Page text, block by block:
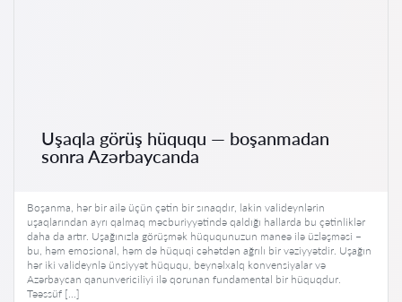
Uşaqla görüş hüququ — boşanmadan
sonra Azərbaycanda
Boşanma, hər bir ailə üçün çətin bir sınaqdır, lakin valideynlərin
uşaqlarından ayrı qalmaq məcburiyyətində qaldığı hallarda bu çətinliklər
daha da artır. Uşağınızla görüşmək hüququnuzun maneə ilə üzləşməsi –
bu, həm emosional, həm də hüquqi cəhətdən ağrılı bir vəziyyətdir. Uşağın
hər iki valideynlə ünsiyyət hüququ, beynəlxalq konvensiyalar və
Azərbaycan qanunvericiliyi ilə qorunan fundamental bir hüquqdur.
Təəssüf […]